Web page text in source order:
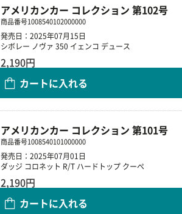
アメリカンカー コレクション 第102号
商品番号1008540102000000
発売日：2025年07月15日
シボレー ノヴァ 350 イェンコ デュース
2,190円
カートに入れる
アメリカンカー コレクション 第101号
商品番号1008540101000000
発売日：2025年07月01日
ダッジ コロネット R/T ハードトップ クーペ
2,190円
カートに入れる